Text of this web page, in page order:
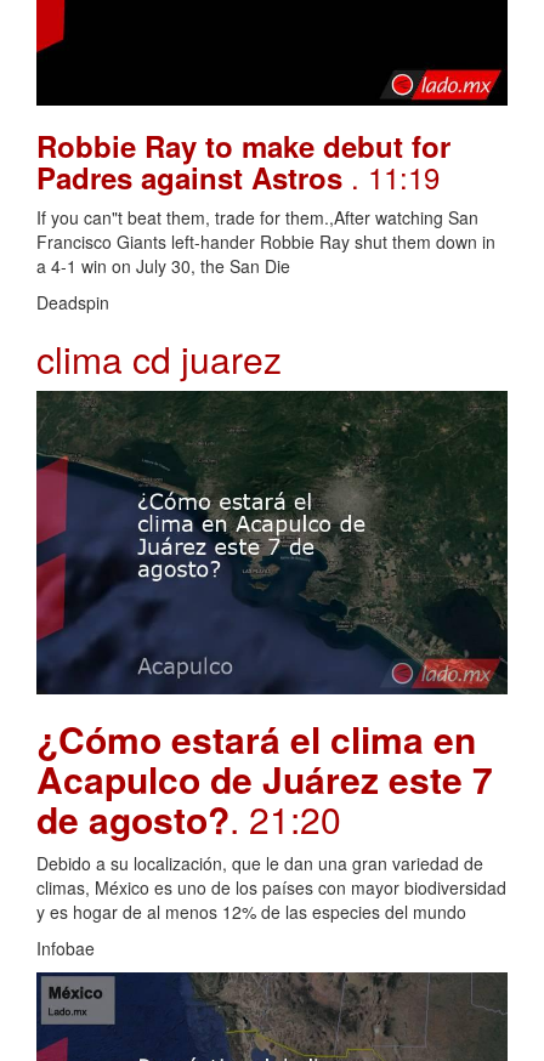
Robbie Ray to make debut for
Padres against Astros . 11:19
If you can"t beat them, trade for them.,After watching San
Francisco Giants left-hander Robbie Ray shut them down in
a 4-1 win on July 30, the San Die
Deadspin
clima cd juarez
¿Cómo estará el clima en
Acapulco de Juárez este 7
de agosto?. 21:20
Debido a su localización, que le dan una gran variedad de
climas, México es uno de los países con mayor biodiversidad
y es hogar de al menos 12% de las especies del mundo
Infobae